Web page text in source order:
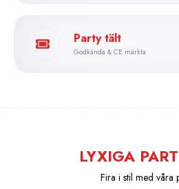
Party tält
Godkända & CE märkta
LYXIGA
Fira i stil med våra